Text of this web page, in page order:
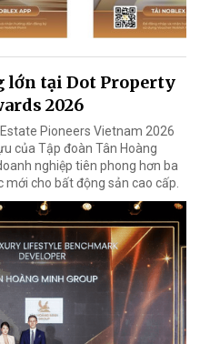
lớn tại Dot Property
2026
Pioneers Vietnam 2026
của Tập đoàn Tân Hoàng
nghiệp tiên phong hơn ba
cho bất động sản cao cấp.